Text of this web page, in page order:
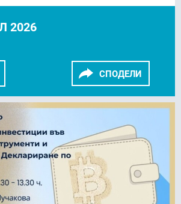
СПОДЕЛИ
2026
LINKEDIN